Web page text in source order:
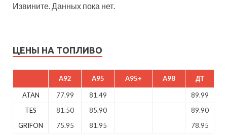
Извините. Данных пока нет.
ЦЕНЫ НА ТОПЛИВО
A92 A95 A95+ A98 ДТ
ATAN 77.99 81.49
89.99
TES
81.50 85.90
89.90
GRIFON
75.95 81.95 78.95